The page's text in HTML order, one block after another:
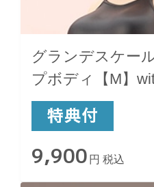
グランデスケー
プボディ【M】
9,900 円 税込